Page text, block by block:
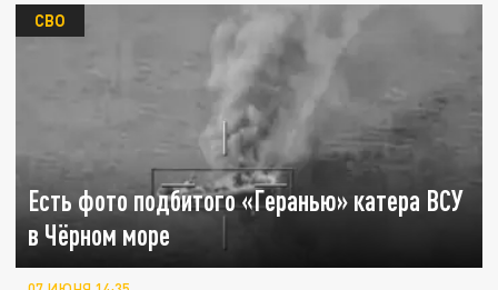
Есть фото подбитого «Геранью» катера ВСУ
в Чёрном море
СВО